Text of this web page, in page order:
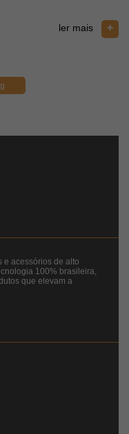
ler mais +
e acessórios de alto
100% brasileira,
que elevam a